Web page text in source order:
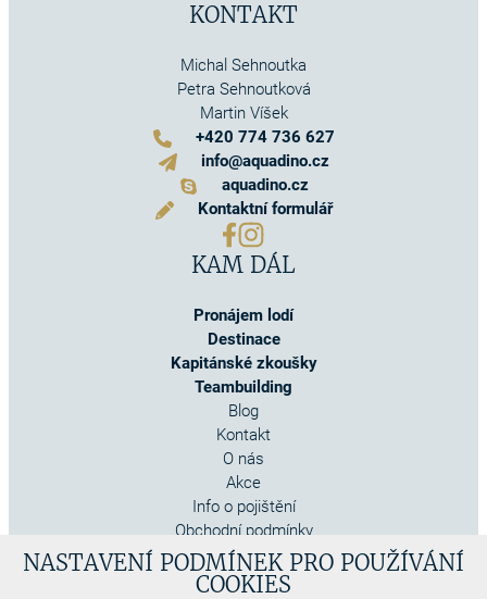
NASTAVENÍ PODMÍNEK PRO POUŽÍVÁNÍ
COOKIES
KONTAKT
Michal Sehnoutka
Petra Sehnoutková
Martin Víšek
+420 774 736 627
info@aquadino.cz
aquadino.cz
Kontaktní formulář
KAM DÁL
Pronájem lodí
Destinace
Kapitánské zkoušky
Teambuilding
Blog
Kontakt
O nás
Akce
Info o pojištění
Obchodní podmínky
Cookies